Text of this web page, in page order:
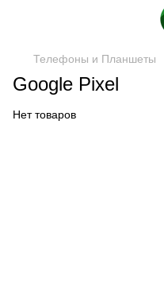
Телефоны и Планшеты
Google Pixel
Нет товаров